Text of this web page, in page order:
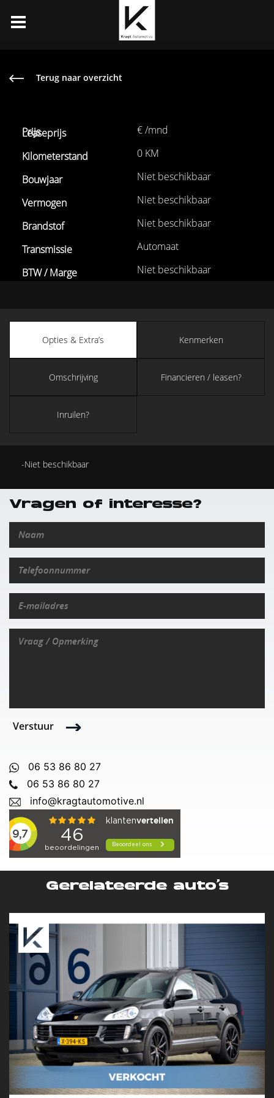
Terug naar overzicht
€ /mnd
0 KM
Niet beschikbaar
Niet beschikbaar
Niet beschikbaar
Automaat
Niet beschikbaar
Opties & Extra’s Kenmerken
Omschrijving Financieren / leasen?
Inruilen?
Niet beschikbaar
Vragen of interesse?
Verstuur
06 53 86 80 27
06 53 86 80 27
info@kragtautomotive.nl
Gerelateerde auto’s